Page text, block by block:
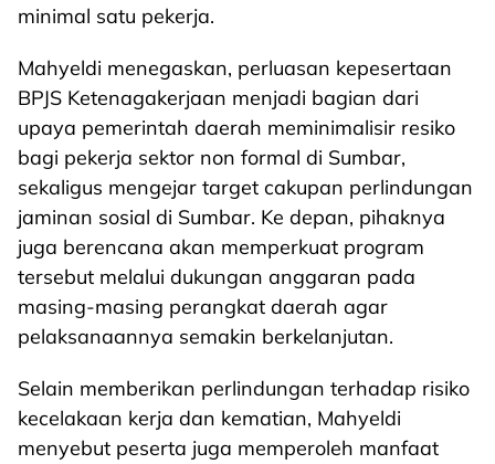
minimal satu pekerja.
Mahyeldi menegaskan, perluasan kepesertaan
BPJS Ketenagakerjaan menjadi bagian dari
upaya pemerintah daerah meminimalisir resiko
bagi pekerja sektor non formal di Sumbar,
sekaligus mengejar target cakupan perlindungan
jaminan sosial di Sumbar. Ke depan, pihaknya
juga berencana akan memperkuat program
tersebut melalui dukungan anggaran pada
masing-masing perangkat daerah agar
pelaksanaannya semakin berkelanjutan.
Selain memberikan perlindungan terhadap risiko
kecelakaan kerja dan kematian, Mahyeldi
menyebut peserta juga memperoleh manfaat